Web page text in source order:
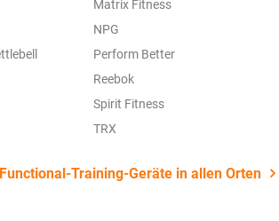
Matrix Fitness
NPG
Perform Better
Reebok
Spirit Fitness
TRX
Functional-Training-Geräte in allen Orten